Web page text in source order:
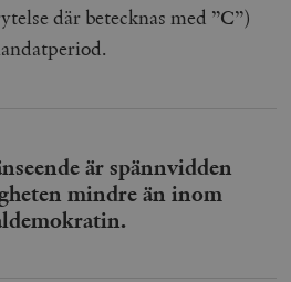
där betecknas med ”C”)
är spännvidden
mindre än inom